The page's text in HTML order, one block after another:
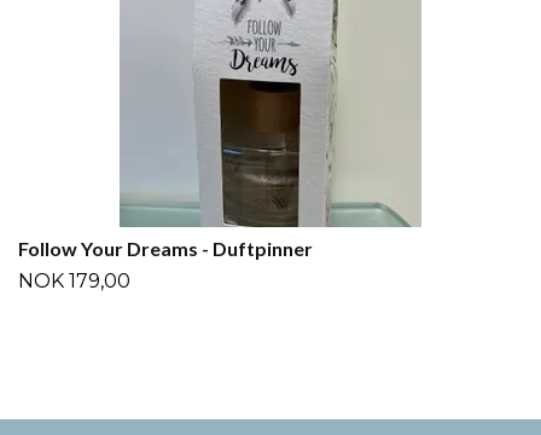
Follow Your Dreams - Duftpinner
NOK 179,00